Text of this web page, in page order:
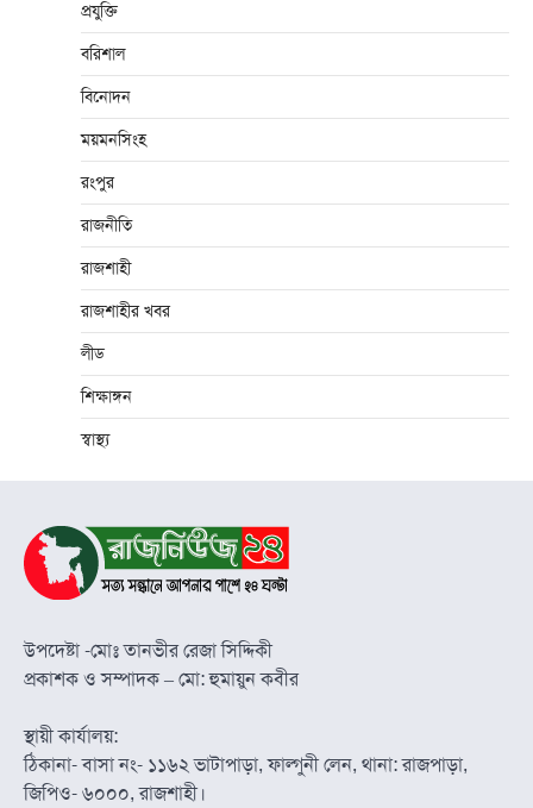
প্রযুক্তি
বরিশাল
বিনোদন
ময়মনসিংহ
রংপুর
রাজনীতি
রাজশাহী
রাজশাহীর খবর
লীড
শিক্ষাঙ্গন
স্বাস্থ্য
উপদেষ্টা -মোঃ তানভীর রেজা সিদ্দিকী
প্রকাশক ও সম্পাদক – মো: হুমায়ুন কবীর
স্থায়ী কার্যালয়:
ঠিকানা- বাসা নং- ১১৬২ ভাটাপাড়া, ফাল্গুনী লেন, থানা: রাজপাড়া,
জিপিও- ৬০০০, রাজশাহী।